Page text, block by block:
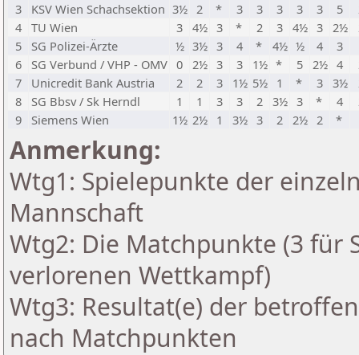
3
KSV Wien Schachsektion 3½ 2 * 3 3 3 3 3 5
4 TU Wien 3 4½ 3 * 2 3 4½ 3 2½
5
SG Polizei-Ärzte ½ 3½ 3 4 * 4½ ½ 4
3
6
SG Verbund / VHP - OMV 0 2½ 3 3 1½ * 5 2½ 4
7
Unicredit Bank Austria 2 2 3 1½ 5½ 1 * 3 3½
8
SG Bbsv / Sk Herndl 1 1 3 3 2 3½ 3 * 4
9
Siemens Wien 1½ 2½ 1 3½ 3 2 2½ 2 *
Anmerkung:
Wtg1: Spielepunkte der
Mannschaft
Wtg2: Die Matchpunkte (3 für
verlorenen Wettkampf)
Wtg3: Resultat(e) der
nach Matchpunkten